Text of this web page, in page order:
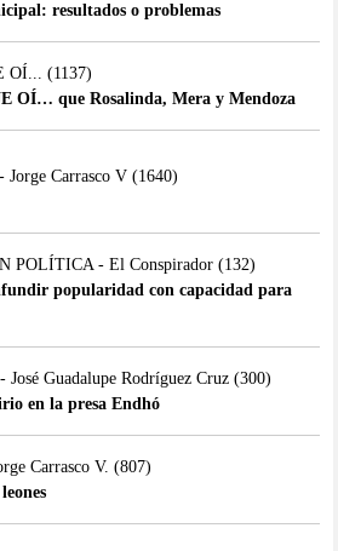
resultados o problemas
OÍ... (1137)
OÍ… que Rosalinda, Mera y Mendoza
Carrasco V(1640)
POLÍTICA - El Conspirador(132)
popularidad con capacidad para
Guadalupe Rodríguez Cruz(300)
en la presa Endhó
Carrasco V. (807)